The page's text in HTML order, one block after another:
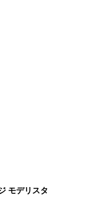
モデリスタ